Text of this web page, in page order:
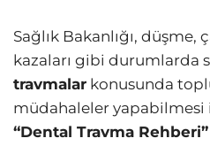
Sağlık Bakanlığı,
kazaları gibi durumlarda
travmalar konusunda
müdahaleler yapabilmesi
“Dental Travma Rehberi”